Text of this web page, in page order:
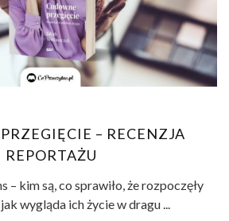
– RECENZJA
REPORTAŻU
– kim są, co sprawiło, że rozpoczęły
wygląda ich życie w dragu ...